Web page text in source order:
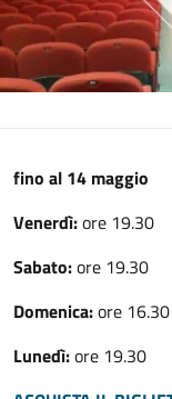
fino al 14 maggio
Venerdì:ore 19.30
Sabato:ore 19.30
Domenica:ore
Lunedì:ore 19.30